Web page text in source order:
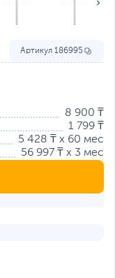
Артикул 186995
8 900 ₸
1 799 ₸
5 428 ₸ x 60 мес
56 997 ₸ x 3 мес